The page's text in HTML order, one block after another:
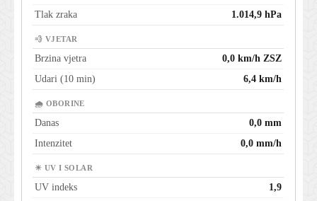
Tlak zraka
1.014,9 hPa
💨 VJETAR
Brzina vjetra
0,0 km/h ZSZ
Udari (10 min)
6,4 km/h
🌧 OBORINE
Danas
0,0 mm
Intenzitet
0,0 mm/h
☀ UV I SOLAR
UV indeks
1,9